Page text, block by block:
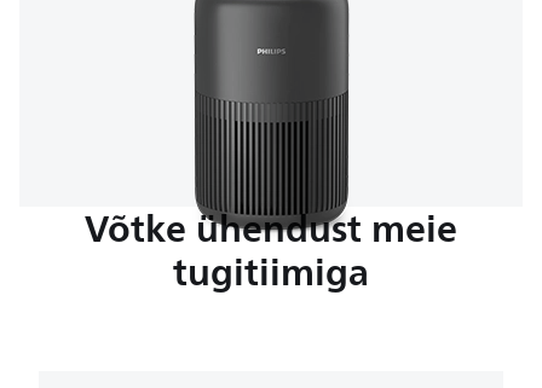
Võtke ühendust meie
tugitiimiga